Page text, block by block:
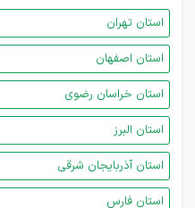
استان تهران
استان اصفهان
استان خراسان رضوی
استان البرز
استان آذربایجان شرقی
استان فارس